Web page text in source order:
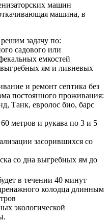
машин
машина, в
задачу по:
садового или
емкостей
ям и ливневых
и ремонт септика без
постоянного проживания:
Танк, евролос био, барс
метров и рукава по 3 и 5
засорившихся со
со дна выгребных ям до
в течении 40 минут
колодца длинным
экологической